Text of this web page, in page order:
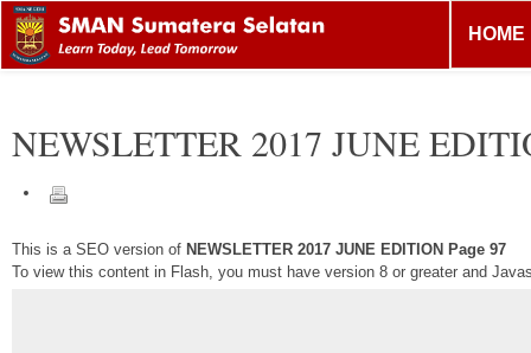
HOME
NEWSLETTER 2017 JUNE
This is a SEO version of NEWSLETTER 2017 JUNE EDITION Page 97
To view this content in Flash, you must have version 8 or greater and